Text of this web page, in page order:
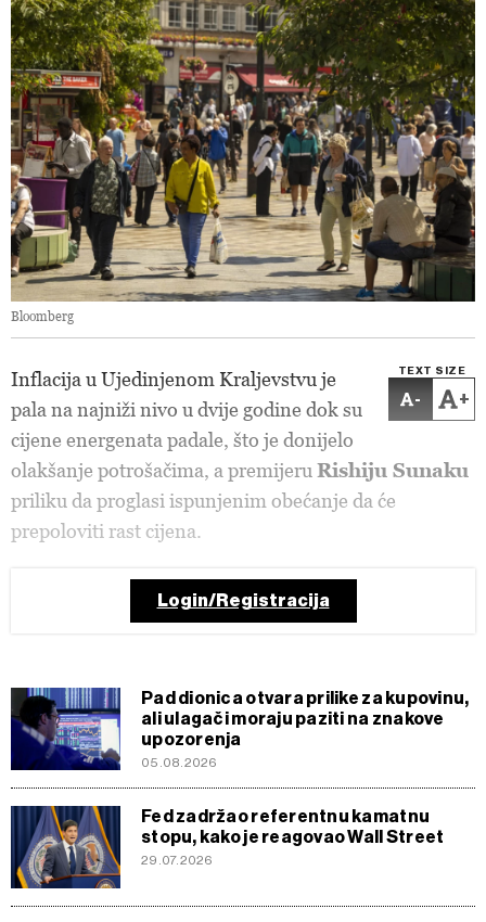
Bloomberg
TEXT SIZE
- +
Inflacija u Ujedinjenom Kraljevstvu je
pala na najniži nivo u dvije godine dok su
cijene energenata padale, što je donijelo
olakšanje potrošačima, a premijeru Rishiju Sunaku
priliku da proglasi ispunjenim obećanje da će
prepoloviti rast cijena.
Login/Registracija
Pad dionica otvara prilike za kupovinu,
ali ulagači moraju paziti na znakove
upozorenja
05.08.2026
Fed zadržao referentnu kamatnu
stopu, kako je reagovao Wall Street
29.07.2026